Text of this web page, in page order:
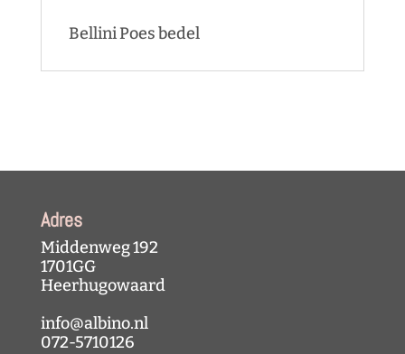
Bellini Poes bedel
Adres
Middenweg 192
1701GG
Heerhugowaard
info@albino.nl
072-5710126